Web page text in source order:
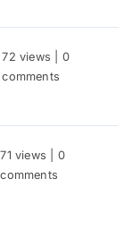
72 views
0
comments
71 views
0
comments